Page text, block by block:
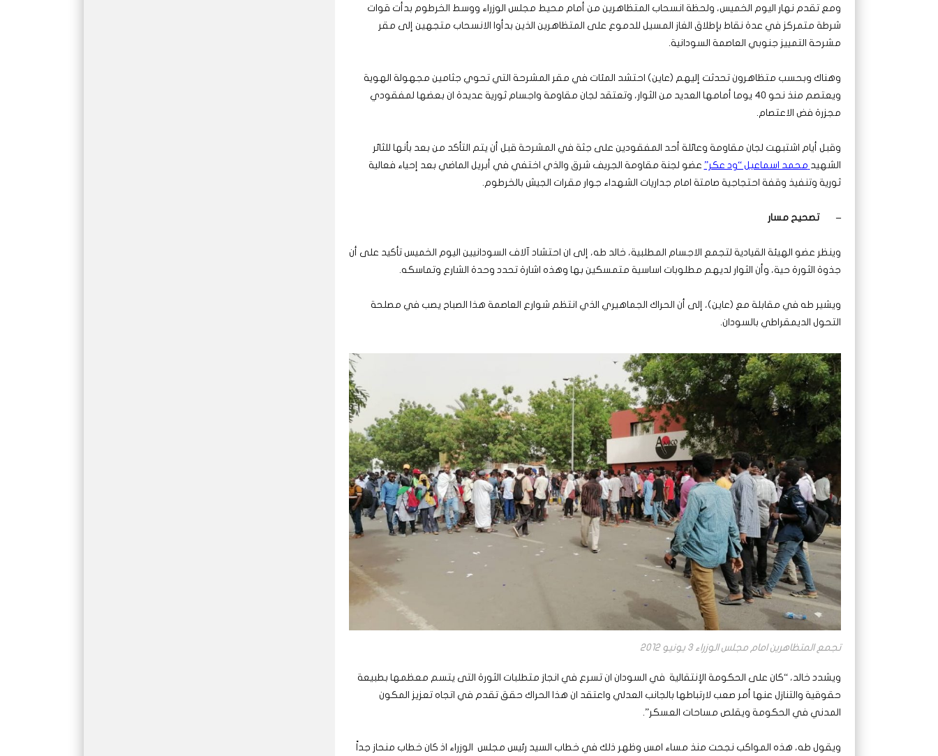
ومع تقدم نهار اليوم الخميس، ولحظة انسحاب المتظاهرين من أمام محيط مجلس الوزراء ووسط الخرطوم بدأت قوات
شرطة متمركز في عدة نقاط بإطلاق الغاز المسيل للدموع على المتظاهرين الذين بدأوا الانسحاب متجهين إلى مقر
مشرحة التمييز جنوبي العاصمة السودانية.
وهناك وبحسب متظاهرون تحدثت إليهم (عاين) احتشد المئات في مقر المشرحة التي تحوي جثامين مجهولة الهوية
ويعتصم منذ نحو 40 يوما أمامها العديد من الثوار، وتعتقد لجان مقاومة واجسام ثورية عديدة ان بعضها لمفقودي
مجزرة فض الاعتصام.
وقبل أيام اشتبهت لجان مقاومة وعائلة أحد المفقودين على جثة في المشرحة قبل أن يتم التأكد من بعد بأنها للثائر
الشهيد محمد اسماعيل “ود عكر” عضو لجنة مقاومة الجريف شرق والذي اختفي في أبريل الماضي بعد إحياء فعالية
ثورية وتنفيذ وقفة احتجاجية صامتة امام جداريات الشهداء جوار مقرات الجيش بالخرطوم.
– تصحيح مسار
وينظر عضو الهيئة القيادية لتجمع الاجسام المطلبية، خالد طه، إلى ان احتشاد آلاف السودانيين اليوم الخميس تأكيد على أن
جذوة الثورة حية، وأن الثوار لديهم مطلوبات اساسية متمسكين بها وهذه اشارة تحدد وحدة الشارع وتماسكه.
ويشير طه في مقابلة مع (عاين)، إلى أن الحراك الجماهيري الذي انتظم شوارع العاصمة هذا الصباح يصب في مصلحة
التحول الديمقراطي بالسودان.
تجمع المتظاهرين امام مجلس الوزراء 3 يونيو 2012
ويشدد خالد، “كان على الحكومة الإنتقالية في السودان ان تسرع في انجاز متطلبات الثورة التى يتسم معظمها بطبيعة
حقوقية والتنازل عنها أمر صعب لارتباطها بالجانب العدلي واعتقد ان هذا الحراك حقق تقدم في اتجاه تعزيز المكون
المدني في الحكومة ويقلص مساحات العسكر”.
ويقول طه، هذه المواكب نجحت منذ مساء امس وظهر ذلك في خطاب السيد رئيس مجلس الوزراء اذ كان خطاب منحاز جداً